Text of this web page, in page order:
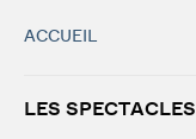
ACCUEIL
LES SPECTACLES